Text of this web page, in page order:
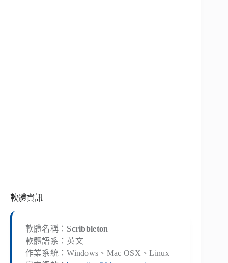
軟體資訊
軟體名稱： Scribbleton
軟體語系：英文
作業系統：Windows、Mac OSX、Linux